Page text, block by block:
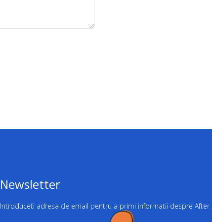
Newsletter
Introduceti adresa de email pentru a primi informatii despre After